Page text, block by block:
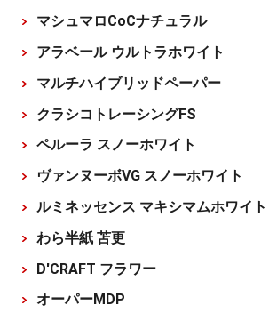
マシュマロCoCナチュラル
アラベール ウルトラホワイト
マルチハイブリッドペーパー
クラシコトレーシングFS
ペルーラ スノーホワイト
ヴァンヌーボVG スノーホワイト
ルミネッセンス マキシマムホワイト
わら半紙 苫更
D'CRAFT フラワー
オーパーMDP